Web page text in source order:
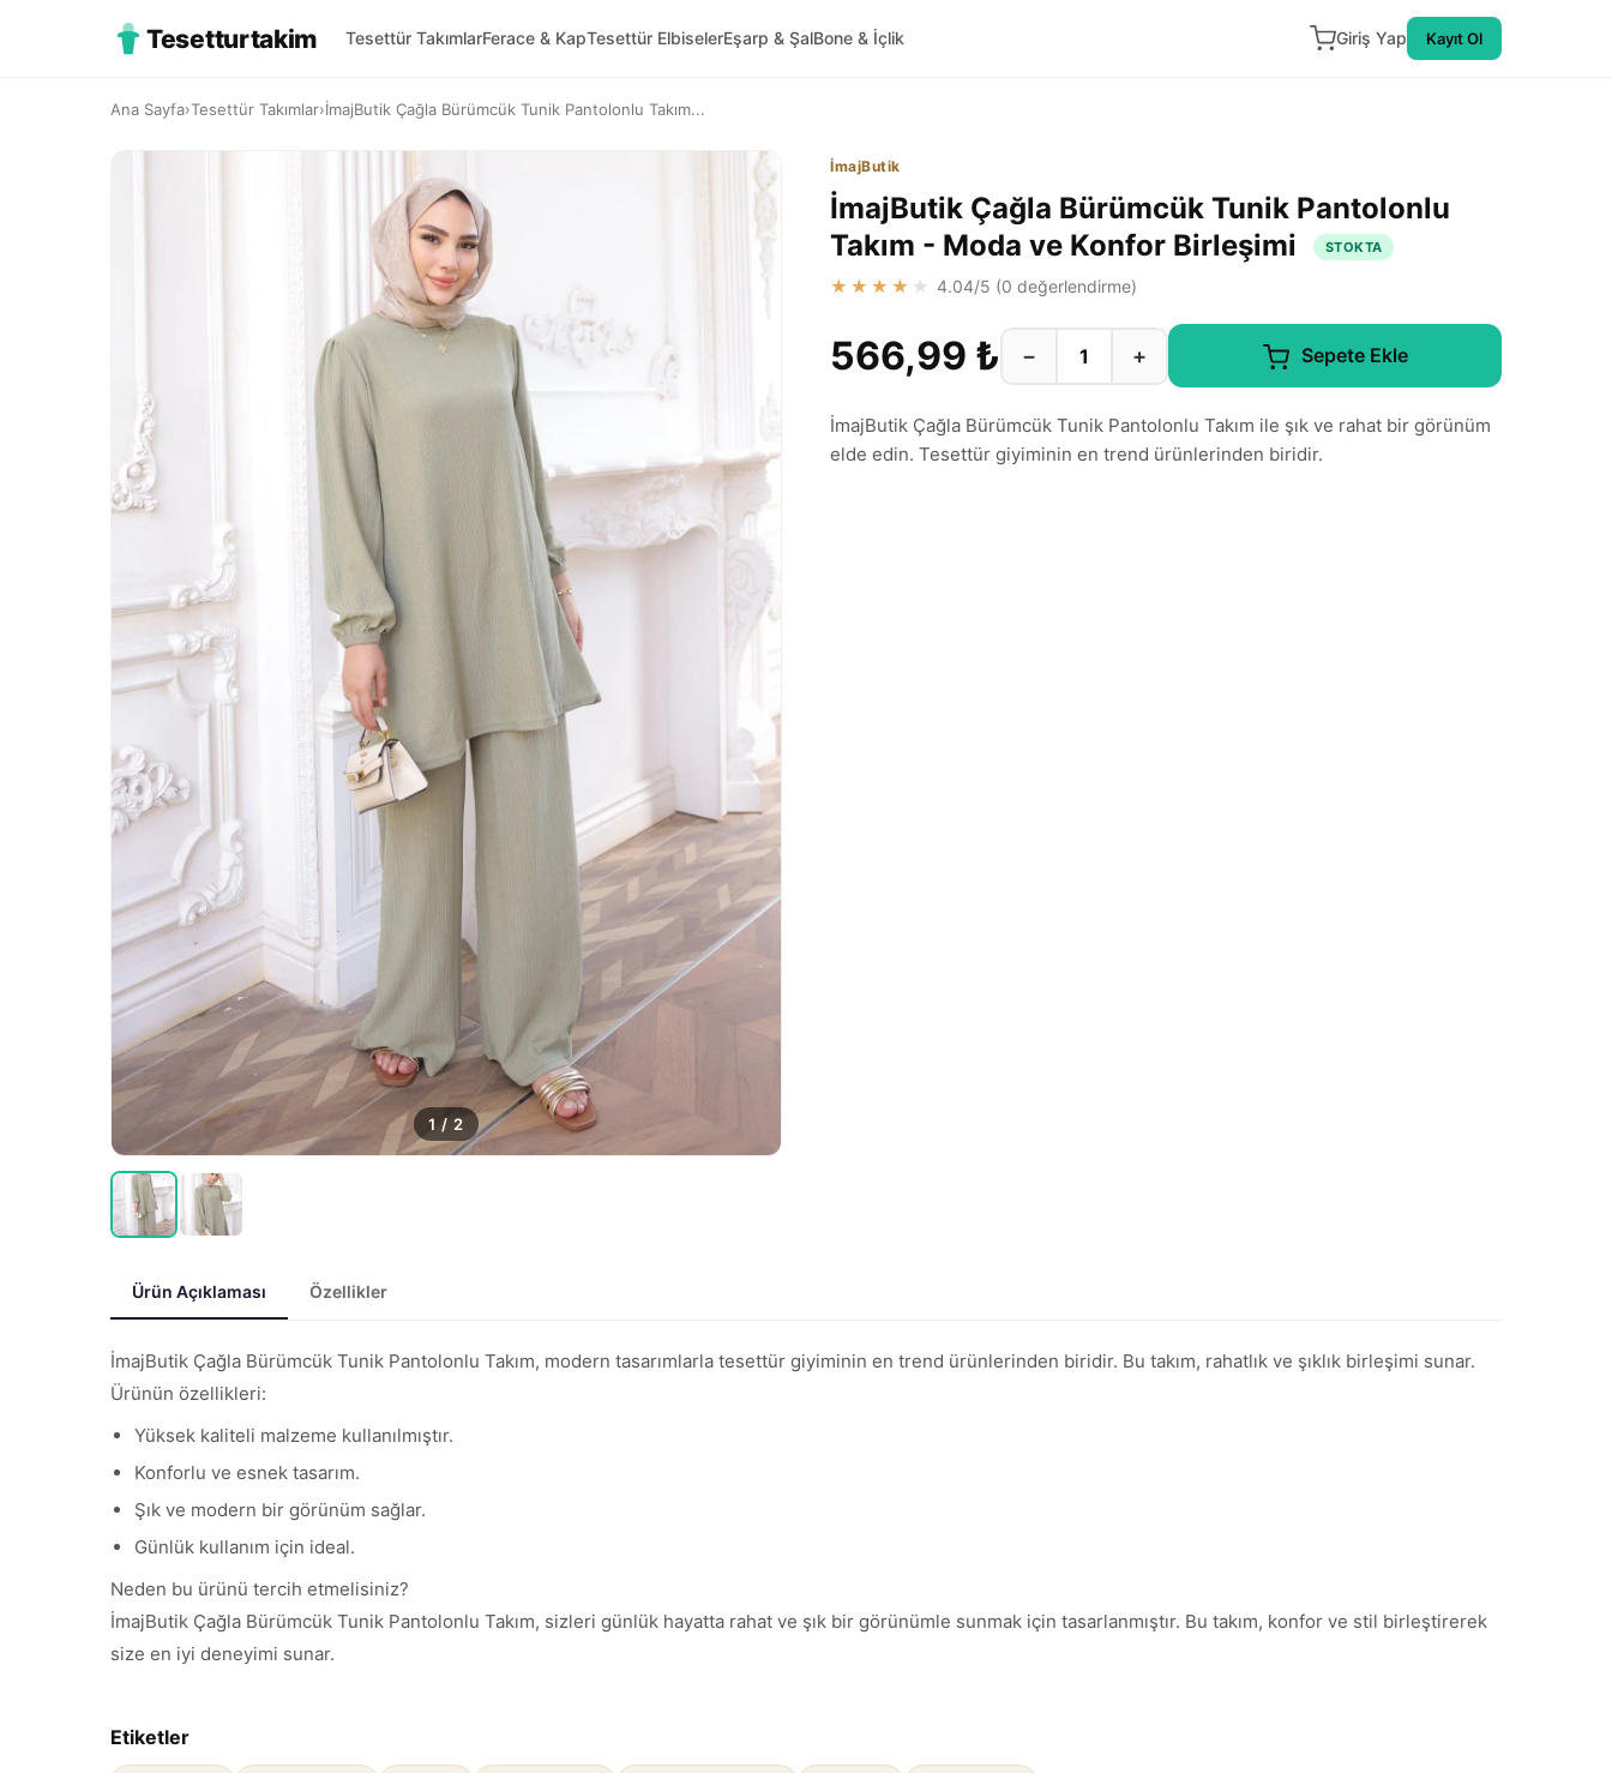
Tesetturtakim Tesettür TakımlarFerace & KapTesettür ElbiselerEşarp & ŞalBone & İçlik Giriş Yap Kayıt Ol
Ana Sayfa›Tesettür Takımlar›İmajButik Çağla Bürümcük Tunik Pantolonlu Takım...
1 / 2
İmajButik
İmajButik Çağla Bürümcük Tunik Pantolonlu
Takım - Moda ve Konfor Birleşimi
STOKTA
★★★★★ 4.04/5 (0 değerlendirme)
566,99 ₺ − + Sepete Ekle
İmajButik Çağla Bürümcük Tunik Pantolonlu Takım ile şık ve rahat bir görünüm
elde edin. Tesettür giyiminin en trend ürünlerinden biridir.
Ürün Açıklaması Özellikler
İmajButik Çağla Bürümcük Tunik Pantolonlu Takım, modern tasarımlarla tesettür giyiminin en trend ürünlerinden biridir. Bu takım, rahatlık ve şıklık birleşimi sunar.
Ürünün özellikleri:
Yüksek kaliteli malzeme kullanılmıştır.
Konforlu ve esnek tasarım.
Şık ve modern bir görünüm sağlar.
Günlük kullanım için ideal.
Neden bu ürünü tercih etmelisiniz?
İmajButik Çağla Bürümcük Tunik Pantolonlu Takım, sizleri günlük hayatta rahat ve şık bir görünümle sunmak için tasarlanmıştır. Bu takım, konfor ve stil birleştirerek
size en iyi deneyimi sunar.
Etiketler